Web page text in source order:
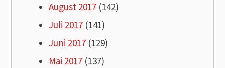
August 2017 (142)
Juli 2017 (141)
Juni 2017 (129)
Mai 2017 (137)